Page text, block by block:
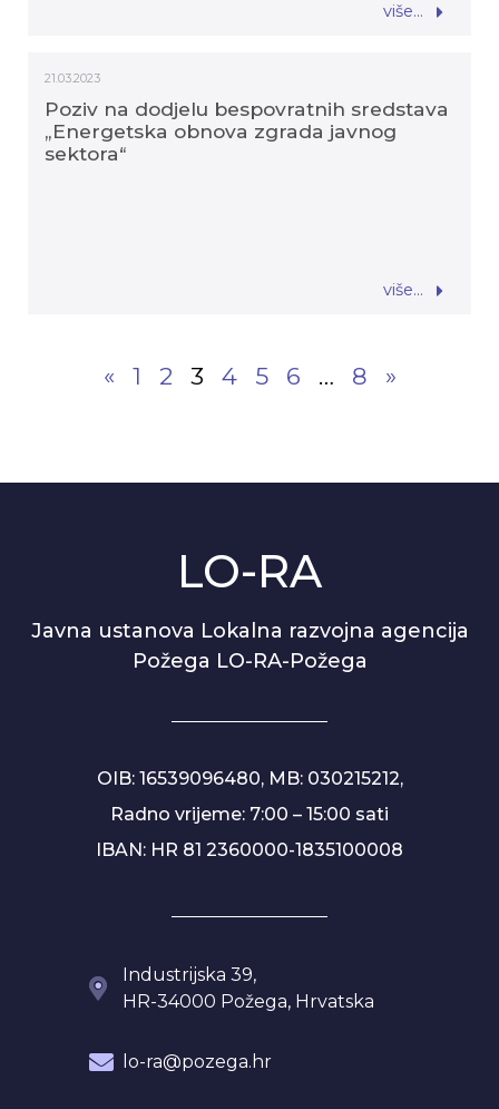
više...
21.03.2023
Poziv na dodjelu bespovratnih sredstava
„Energetska obnova zgrada javnog
sektora“
više...
« 1 2 3 4 5 6 … 8 »
LO-RA
Javna ustanova Lokalna razvojna agencija
Požega LO-RA-Požega
OIB: 16539096480, MB: 030215212,
Radno vrijeme: 7:00 – 15:00 sati
IBAN: HR 81 2360000-1835100008
Industrijska 39,
HR-34000 Požega, Hrvatska
lo-ra@pozega.hr